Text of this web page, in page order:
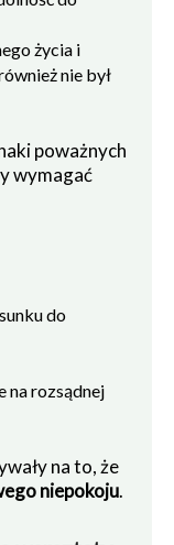
życia i
nie był
poważnych
wymagać
do
na rozsądnej
na to, że
niepokoju.